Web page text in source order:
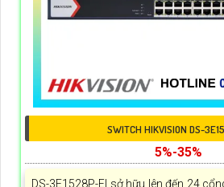
SWITCH HIKVISION DS-
5%-35%
DS-3E1528P-EI sở hữu lên đến 24